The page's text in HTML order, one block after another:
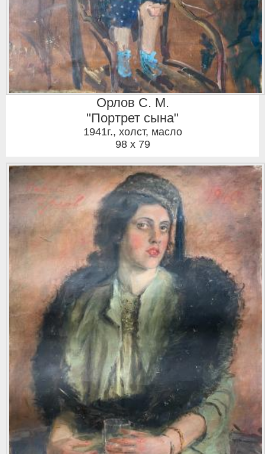
Орлов С. М.
"Портрет сына"
1941г., холст, масло
98 x 79